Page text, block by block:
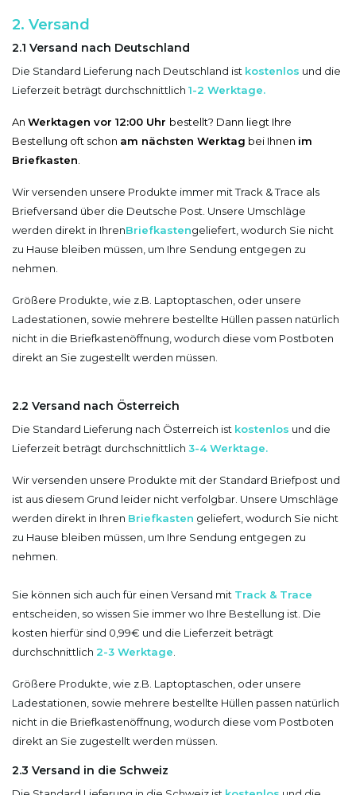
2. Versand
2.1 Versand nach Deutschland
Die Standard Lieferung nach Deutschland ist kostenlos und die
Lieferzeit beträgt durchschnittlich 1-2 Werktage.
An Werktagen vor 12:00 Uhr bestellt? Dann liegt Ihre
Bestellung oft schon am nächsten Werktag bei Ihnen im
Briefkasten
Wir versenden unsere Produkte immer mit Track & Trace als
Briefversand über die Deutsche Post. Unsere Umschläge
werden direkt in IhrenBriefkastengeliefert, wodurch Sie nicht
zu Hause bleiben müssen, um Ihre Sendung entgegen zu
nehmen.
Größere Produkte, wie z.B. Laptoptaschen, oder unsere
Ladestationen, sowie mehrere bestellte Hüllen passen natürlich
nicht in die Briefkastenöffnung, wodurch diese vom Postboten
direkt an Sie zugestellt werden müssen.
2.2 Versand nach Österreich
Die Standard Lieferung nach Österreich ist kostenlos und die
Lieferzeit beträgt durchschnittlich 3-4 Werktage.
Wir versenden unsere Produkte mit der Standard Briefpost und
ist aus diesem Grund leider nicht verfolgbar. Unsere Umschläge
werden direkt in Ihren Briefkasten geliefert, wodurch Sie nicht
zu Hause bleiben müssen, um Ihre Sendung entgegen zu
nehmen.
Sie können sich auch für einen Versand mit Track & Trace
entscheiden, so wissen Sie immer wo Ihre Bestellung ist. Die
kosten hierfür sind 0,99€ und die Lieferzeit beträgt
durchschnittlich 2-3 Werktage
Größere Produkte, wie z.B. Laptoptaschen, oder unsere
Ladestationen, sowie mehrere bestellte Hüllen passen natürlich
nicht in die Briefkastenöffnung, wodurch diese vom Postboten
direkt an Sie zugestellt werden müssen.
2.3 Versand in die Schweiz